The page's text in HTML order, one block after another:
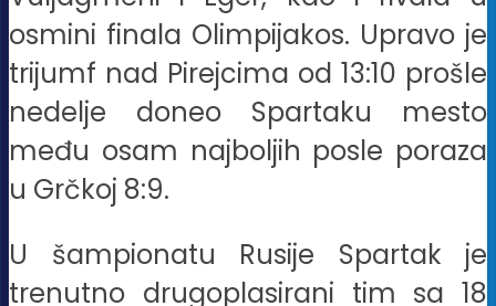
osmini finala Olimpijakos. Upravo je
trijumf nad Pirejcima od 13:10 prošle
nedelje doneo Spartaku mesto
među osam najboljih posle poraza
u Grčkoj 8:9.
U šampionatu Rusije Spartak je
trenutno drugoplasirani tim sa 18